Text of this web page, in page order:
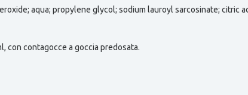
aqua; propylene glycol; sodium lauroyl sarcosinate; citric
con contagocce a goccia predosata.